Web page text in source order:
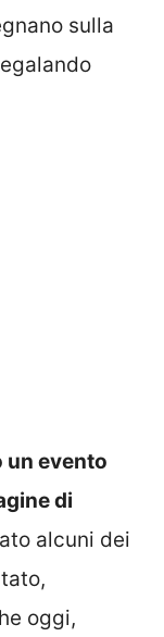
sulla
un evento
di
alcuni dei
oggi,